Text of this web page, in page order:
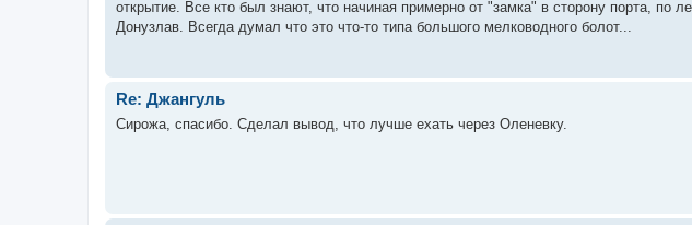
открытие. Все кто был знают, что начиная примерно от "замка" в сторону порта, по
Донузлав. Всегда думал что это что-то типа большого мелководного болот...
Re: Джангуль
Сирожа, спасибо. Сделал вывод, что лучше ехать через Оленевку.